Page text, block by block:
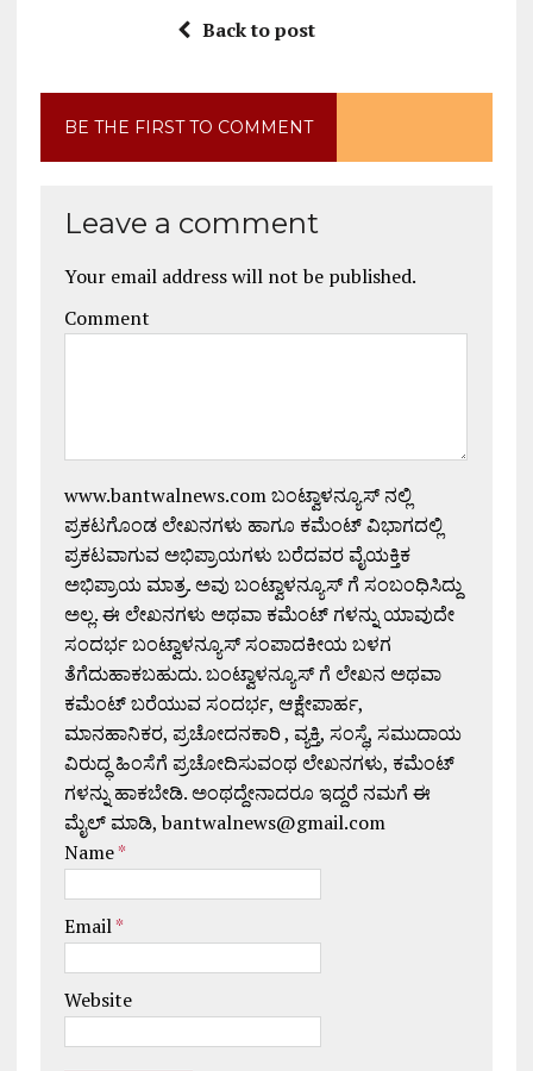
Back to post
BE THE FIRST TO COMMENT
Leave a comment
Your email address will not be published.
Comment
www.bantwalnews.com ಬಂಟ್ವಾಳನ್ಯೂಸ್ ನಲ್ಲಿ
ಪ್ರಕಟಗೊಂಡ ಲೇಖನಗಳು ಹಾಗೂ ಕಮೆಂಟ್ ವಿಭಾಗದಲ್ಲಿ
ಪ್ರಕಟವಾಗುವ ಅಭಿಪ್ರಾಯಗಳು ಬರೆದವರ ವೈಯಕ್ತಿಕ
ಅಭಿಪ್ರಾಯ ಮಾತ್ರ. ಅವು ಬಂಟ್ವಾಳನ್ಯೂಸ್ ಗೆ ಸಂಬಂಧಿಸಿದ್ದು
ಅಲ್ಲ. ಈ ಲೇಖನಗಳು ಅಥವಾ ಕಮೆಂಟ್ ಗಳನ್ನು ಯಾವುದೇ
ಸಂದರ್ಭ ಬಂಟ್ವಾಳನ್ಯೂಸ್ ಸಂಪಾದಕೀಯ ಬಳಗ
ತೆಗೆದುಹಾಕಬಹುದು. ಬಂಟ್ವಾಳನ್ಯೂಸ್ ಗೆ ಲೇಖನ ಅಥವಾ
ಕಮೆಂಟ್ ಬರೆಯುವ ಸಂದರ್ಭ, ಆಕ್ಷೇಪಾರ್ಹ,
ಮಾನಹಾನಿಕರ, ಪ್ರಚೋದನಕಾರಿ , ವ್ಯಕ್ತಿ, ಸಂಸ್ಥೆ, ಸಮುದಾಯ
ವಿರುದ್ಧ ಹಿಂಸೆಗೆ ಪ್ರಚೋದಿಸುವಂಥ ಲೇಖನಗಳು, ಕಮೆಂಟ್
ಗಳನ್ನು ಹಾಕಬೇಡಿ. ಅಂಥದ್ದೇನಾದರೂ ಇದ್ದರೆ ನಮಗೆ ಈ
ಮೈಲ್ ಮಾಡಿ, bantwalnews@gmail.com
Name*
Email*
Website